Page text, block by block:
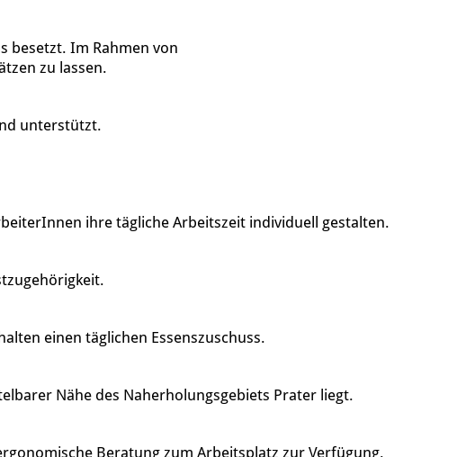
besetzt. Im Rahmen von
zu lassen.
unterstützt.
ihre tägliche Arbeitszeit individuell gestalten.
einen täglichen Essenszuschuss.
Nähe des Naherholungsgebiets Prater liegt.
Beratung zum Arbeitsplatz zur Verfügung.